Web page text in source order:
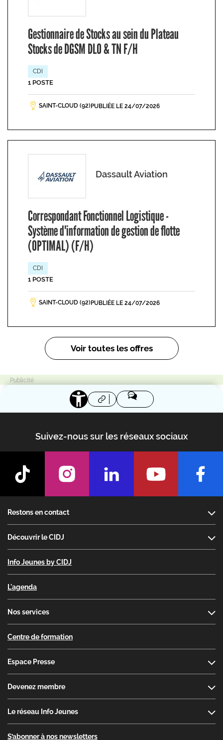
Gestionnaire de Stocks au sein du Plateau
Stocks de DGSM DLO & TN F/H
CDI
1 POSTE
SAINT-CLOUD (92) PUBLIÉE LE 24/07/2026
Dassault Aviation
Correspondant Fonctionnel Logistique -
Système d'information de gestion de flotte
(OPTIMAL) (F/H)
CDI
1 POSTE
SAINT-CLOUD (92) PUBLIÉE LE 24/07/2026
Pagination
Voir toutes les offres
Suivez-nous sur les réseaux sociaux
Restons en contact
Découvrir le CIDJ
Info Jeunes by CIDJ
L'agenda
Nos services
Centre de formation
Espace Presse
Devenez membre
Le réseau Info Jeunes
S’abonner à nos newsletters